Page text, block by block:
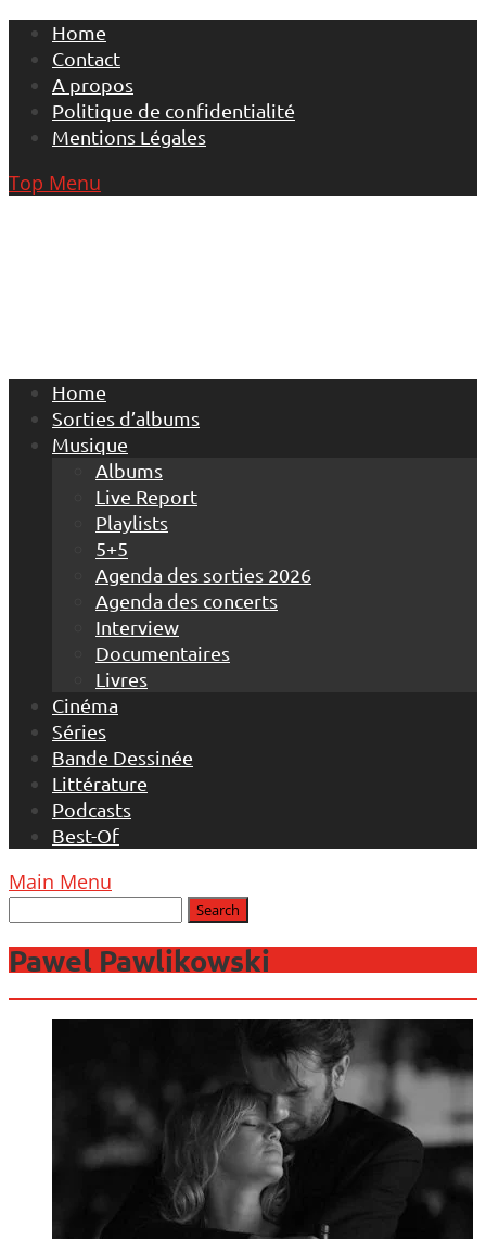
Skip
content
Home
Contact
A propos
Politique de confidentialité
Mentions Légales
Top Menu
Home
Sorties d’albums
Musique
Albums
Live Report
Playlists
5+5
Agenda des sorties 2026
Agenda des concerts
Interview
Documentaires
Livres
Cinéma
Séries
Bande Dessinée
Littérature
Podcasts
Best-Of
Main Menu
Pawel Pawlikowski